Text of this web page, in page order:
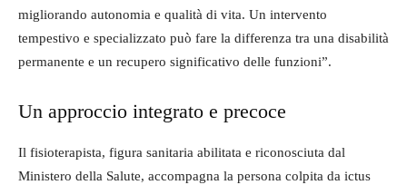
migliorando autonomia e qualità di vita. Un intervento
tempestivo e specializzato può fare la differenza tra una disabilità
permanente e un recupero significativo delle funzioni”.
Un approccio integrato e precoce
Il fisioterapista, figura sanitaria abilitata e riconosciuta dal
Ministero della Salute, accompagna la persona colpita da ictus